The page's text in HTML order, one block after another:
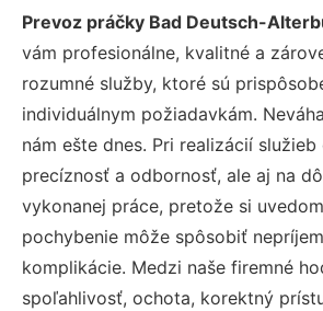
Prevoz práčky Bad Deutsch-
vám profesionálne, kvalitné a
rozumné služby, ktoré sú
individuálnym požiadavkám.
nám ešte dnes. Pri realizácií služieb
precíznosť a odbornosť, ale aj na
vykonanej práce, pretože si
pochybenie môže spôsobiť
komplikácie. Medzi naše firemné
spoľahlivosť, ochota, korektný